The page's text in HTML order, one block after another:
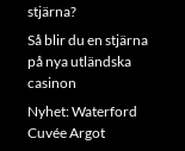
stjärna?
Så blir du en stjärna
på nya utländska
casinon
Nyhet: Waterford
Cuvée Argot